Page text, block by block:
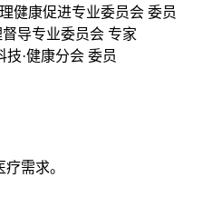
健康促进专业委员会 委员
导专业委员会 专家
技·健康分会 委员
需求。